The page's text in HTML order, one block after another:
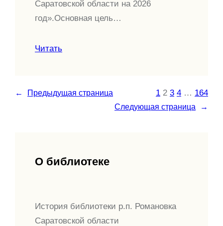
Саратовской области на 2026
год».Основная цель…
Читать
← Предыдущая страница 1 2 3 4 … 164
Следующая страница →
О библиотеке
История библиотеки р.п. Романовка
Саратовской области